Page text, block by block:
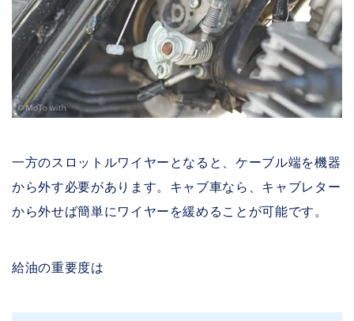
一方のスロットルワイヤーとなると、ケーブル端を機器
から外す必要があります。キャブ車なら、キャブレター
から外せば簡単にワイヤーを緩めることが可能です。
給油の重要度は